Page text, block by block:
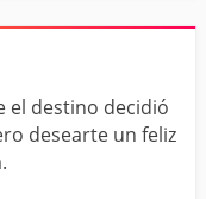
el destino decidió
desearte un feliz